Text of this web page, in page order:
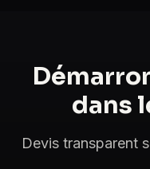
dans
Devis transparent